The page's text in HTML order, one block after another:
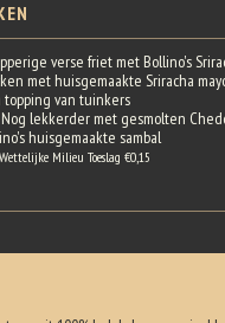
verse friet met Bollino's
met huisgemaakte Sriracha
topping van tuinkers
lekkerder met gesmolten
huisgemaakte sambal
Milieu Toeslag €0,15